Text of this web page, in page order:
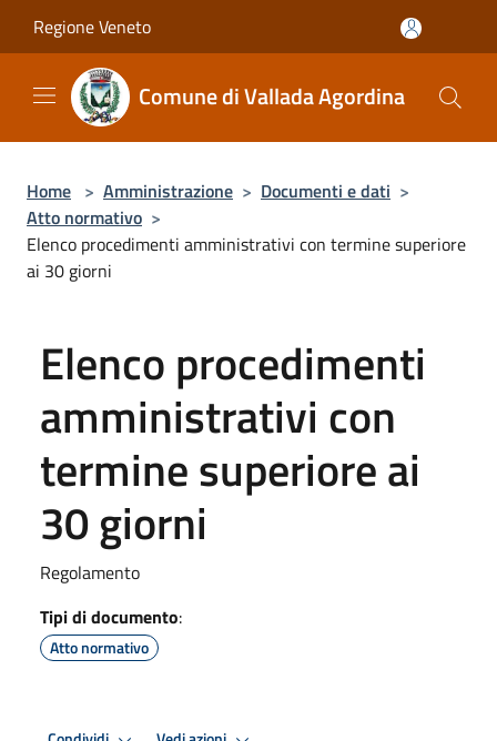
Regione Veneto
Comune di Vallada Agordina
Home > Amministrazione > Documenti e dati >
Atto normativo >
Elenco procedimenti amministrativi con termine superiore
ai 30 giorni
Elenco procedimenti
amministrativi con
termine superiore ai
30 giorni
Regolamento
Tipi di documento:
Atto normativo